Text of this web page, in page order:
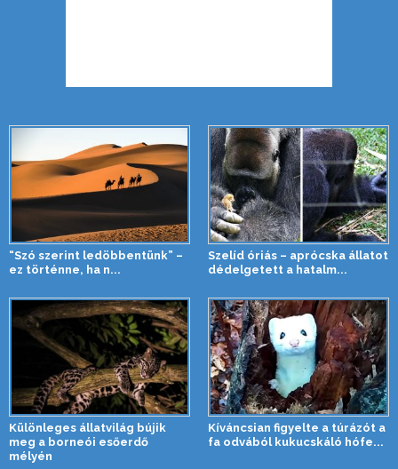
“Szó szerint ledöbbentünk” –
ez történne, ha n...
Szelíd óriás – aprócska állatot
dédelgetett a hatalm...
Különleges állatvilág bújik
meg a borneói esőerdő
mélyén
Kíváncsian figyelte a túrázót a
fa odvából kukucskáló hófe...